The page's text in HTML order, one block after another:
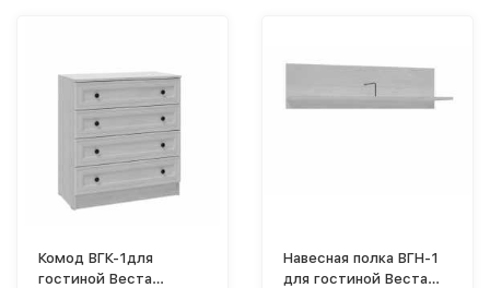
Комод ВГК-1для
гостиной Веста
Навесная полка ВГН-1
для гостиной Веста